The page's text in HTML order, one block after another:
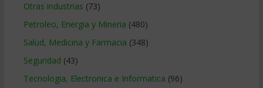
Otras industrias (73)
Petroleo, Energia y Mineria (480)
Salud, Medicina y Farmacia (348)
Seguridad (43)
Tecnologia, Electronica e Informatica (96)